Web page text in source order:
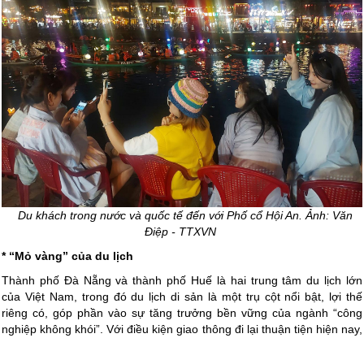
Du khách trong nước và quốc tế đến với Phố cổ Hội An. Ảnh: Văn
Điệp - TTXVN
* “Mỏ vàng” của du lịch
Thành phố Đà Nẵng và thành phố Huế là hai trung tâm du lịch lớn
của Việt Nam, trong đó du lịch di sản là một trụ cột nổi bật, lợi thế
riêng có, góp phần vào sự tăng trưởng bền vững của ngành “công
nghiệp không khói”. Với điều kiện giao thông đi lại thuận tiện hiện nay,